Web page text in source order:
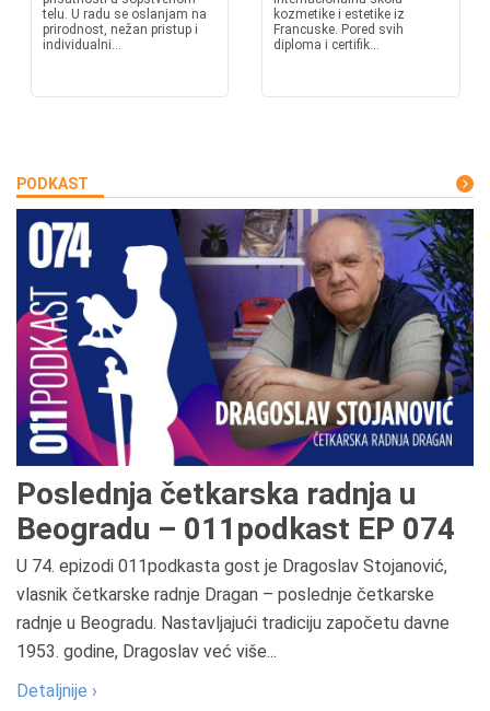
telu. U radu se oslanjam na
prirodnost, nežan pristup i
individualni...
kozmetike i estetike iz
Francuske. Pored svih
diploma i certifik...
PODKAST
Poslednja četkarska radnja u
Beogradu – 011podkast EP 074
U 74. epizodi 011podkasta gost je Dragoslav Stojanović,
vlasnik četkarske radnje Dragan – poslednje četkarske
radnje u Beogradu. Nastavljajući tradiciju započetu davne
1953. godine, Dragoslav već više...
Detaljnije ›